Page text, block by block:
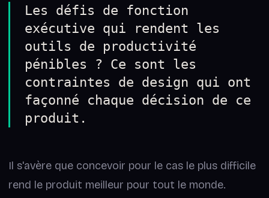
Les défis de fonction
exécutive qui rendent les
outils de productivité
pénibles ? Ce sont les
contraintes de design qui ont
façonné chaque décision de ce
produit.
Il s'avère que concevoir pour le cas le plus difficile
rend le produit meilleur pour tout le monde.